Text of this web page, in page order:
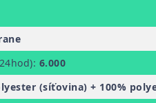
6.000
(síťovina) + 100%